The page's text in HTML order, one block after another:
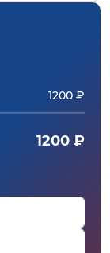
1200 ₽
1200 ₽